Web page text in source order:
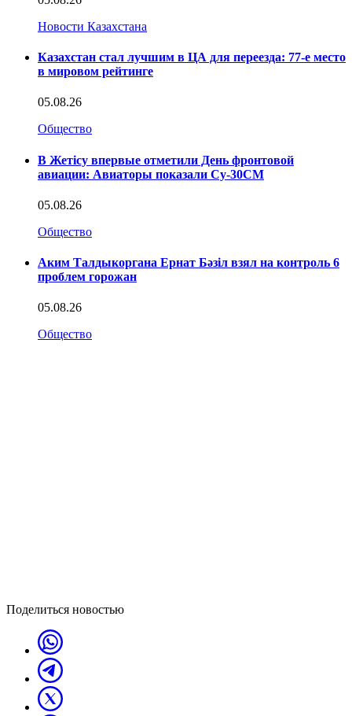
Новости Казахстана
Казахстан стал лучшим в ЦА для переезда: 77-е место
в мировом рейтинге
05.08.26
Общество
В Жетісу впервые отметили День фронтовой
авиации: Авиаторы показали Су-30СМ
05.08.26
Общество
Аким Талдыкоргана Ернат Бәзіл взял на контроль 6
проблем горожан
05.08.26
Общество
Поделиться новостью